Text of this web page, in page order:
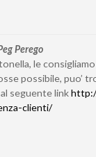
Perego
le
possibile, puo’
seguente link
clienti/